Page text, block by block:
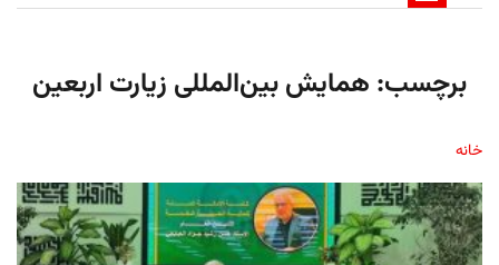
برچسب: همایش بین‌المللی زیارت اربعین
خانه